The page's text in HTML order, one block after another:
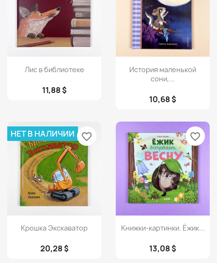
Просмотр
Лис в библиотеке
11,88 $
Просмотр
История маленькой
сони,...
10,68 $
Просмотр
Крошка Экскаватор
20,28 $
НЕТ В НАЛИЧИИ favorite_border
Просмотр
Книжки-картинки. Ёжик...
13,08 $
favorite_border